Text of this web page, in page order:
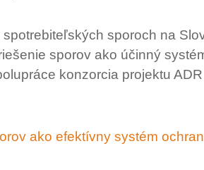
sporoch na
sporov ako účinný
konzorcia projektu